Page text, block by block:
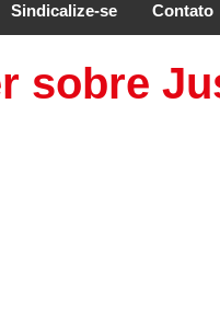
Sindicalize-se Contato
sobre